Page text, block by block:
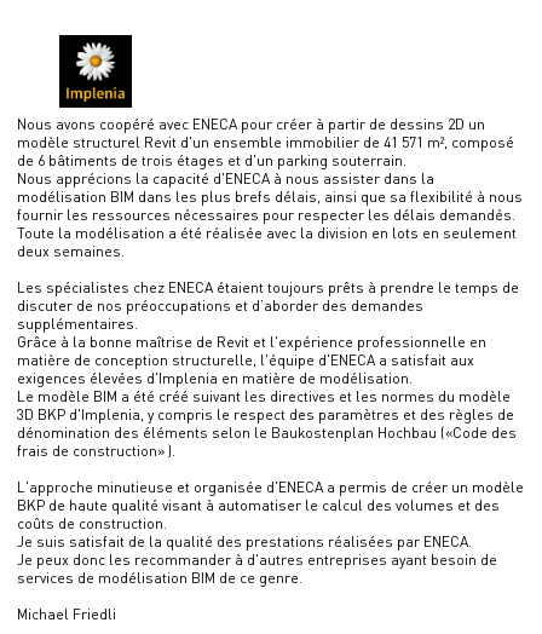
Nous avons coopéré avec ENECA pour créer à partir de dessins 2D un
modèle structurel Revit d'un ensemble immobilier de 41 571 m², composé
de 6 bâtiments de trois étages et d'un parking souterrain.
Nous apprécions la capacité d'ENECA à nous assister dans la
modélisation BIM dans les plus brefs délais, ainsi que sa flexibilité à nous
fournir les ressources nécessaires pour respecter les délais demandés.
Toute la modélisation a été réalisée avec la division en lots en seulement
deux semaines.
Les spécialistes chez ENECA étaient toujours prêts à prendre le temps de
discuter de nos préoccupations et d’aborder des demandes
supplémentaires.
Grâce à la bonne maîtrise de Revit et l'expérience professionnelle en
matière de conception structurelle, l'équipe d'ENECA a satisfait aux
exigences élevées d'Implenia en matière de modélisation.
Le modèle BIM a été créé suivant les directives et les normes du modèle
3D BKP d'Implenia, y compris le respect des paramètres et des règles de
dénomination des éléments selon le Baukostenplan Hochbau («Code des
frais de construction» ).
L'approche minutieuse et organisée d'ENECA a permis de créer un modèle
BKP de haute qualité visant à automatiser le calcul des volumes et des
coûts de construction.
Je suis satisfait de la qualité des prestations réalisées par ENECA.
Je peux donc les recommander à d'autres entreprises ayant besoin de
services de modélisation BIM de ce genre.
Michael Friedli